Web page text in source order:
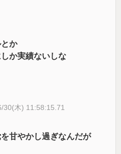
か
か実績ないしな
30(木) 11:58:15.71
甘やかし過ぎなんだが